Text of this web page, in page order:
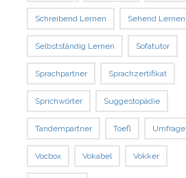
Schreibend Lernen Sehend Lernen
Selbstständig Lernen Sofatutor
Sprachpartner Sprachzertifikat
Sprichwörter Suggestopädie
Tandempartner Toefl Umfrage
Vocbox Vokabel Vokker